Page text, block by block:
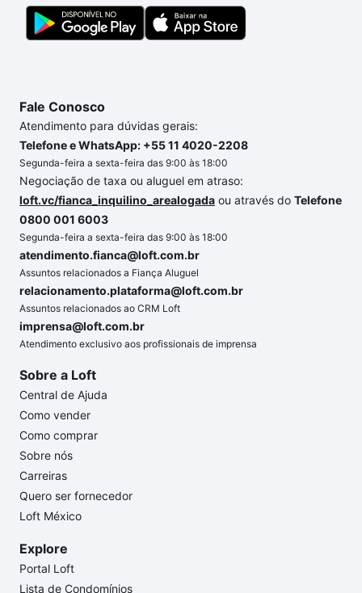
dúvida dos custos envolvidos no processo de
compra, veja em nosso portal quanto custa comprar
Fale Conosco
Atendimento para dúvidas gerais:
Telefone e WhatsApp: +55 11 4020-2208
Segunda-feira a sexta-feira das 9:00 às 18:00
Negociação de taxa ou aluguel em atraso:
loft.vc/fianca_inquilino_arealogada ou através do Telefone
0800 001 6003
Segunda-feira a sexta-feira das 9:00 às 18:00
atendimento.fianca@loft.com.br
Assuntos relacionados a Fiança Aluguel
relacionamento.plataforma@loft.com.br
Assuntos relacionados ao CRM Loft
imprensa@loft.com.br
Atendimento exclusivo aos profissionais de imprensa
Sobre a Loft
Central de Ajuda
Como vender
Como comprar
Sobre nós
Carreiras
Quero ser fornecedor
Loft México
Explore
Portal Loft
Lista de Condomínios